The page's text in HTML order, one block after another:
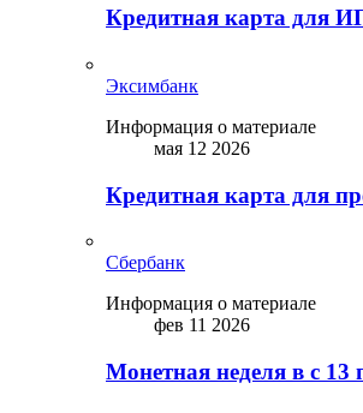
Кредитная карта для
Эксимбанк
Информация о материале
мая 12 2026
Кредитная карта для
Сбербанк
Информация о материале
фев 11 2026
Монетная неделя в с 13